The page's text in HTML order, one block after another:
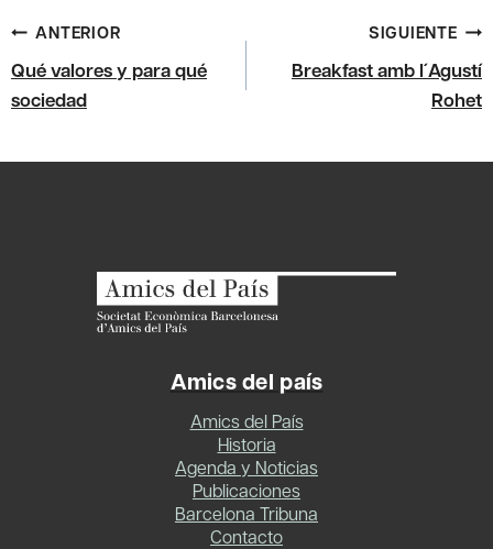
Navegación
de
entradas
ANTERIOR
Qué valores y para qué
sociedad
SIGUIENTE
Breakfast amb l´Agustí
Rohet
Amics del país
Amics del País
Historia
Agenda y Noticias
Publicaciones
Barcelona Tribuna
Contacto